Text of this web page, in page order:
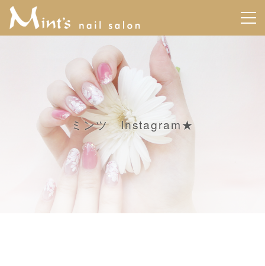
ミンツ Instagram★